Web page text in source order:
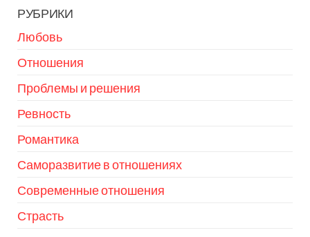
РУБРИКИ
Любовь
Отношения
Проблемы и решения
Ревность
Романтика
Саморазвитие в отношениях
Современные отношения
Страсть